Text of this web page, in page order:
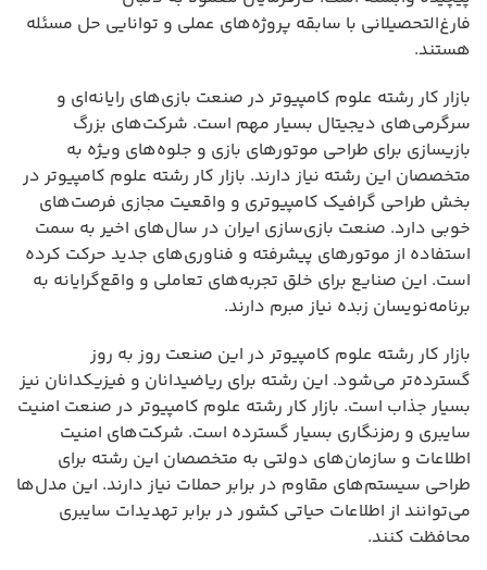
فارغ‌التحصیلانی با سابقه پروژه‌های عملی و توانایی حل مسئله
هستند.
بازار کار رشته علوم کامپیوتر در صنعت بازی‌های رایانه‌ای و
سرگرمی‌های دیجیتال بسیار مهم است. شرکت‌های بزرگ
بازیسازی برای طراحی موتورهای بازی و جلوه‌های ویژه به
متخصصان این رشته نیاز دارند. بازار کار رشته علوم کامپیوتر در
بخش طراحی گرافیک کامپیوتری و واقعیت مجازی فرصت‌های
خوبی دارد. صنعت بازی‌سازی ایران در سال‌های اخیر به سمت
استفاده از موتورهای پیشرفته و فناوری‌های جدید حرکت کرده
است. این صنایع برای خلق تجربه‌های تعاملی و واقع‌گرایانه به
برنامه‌نویسان زبده نیاز مبرم دارند.
بازار کار رشته علوم کامپیوتر در این صنعت روز به روز
گسترده‌تر می‌شود. این رشته برای ریاضیدانان و فیزیکدانان نیز
بسیار جذاب است. بازار کار رشته علوم کامپیوتر در صنعت امنیت
سایبری و رمزنگاری بسیار گسترده است. شرکت‌های امنیت
اطلاعات و سازمان‌های دولتی به متخصصان این رشته برای
طراحی سیستم‌های مقاوم در برابر حملات نیاز دارند. این مدل‌ها
می‌توانند از اطلاعات حیاتی کشور در برابر تهدیدات سایبری
محافظت کنند.